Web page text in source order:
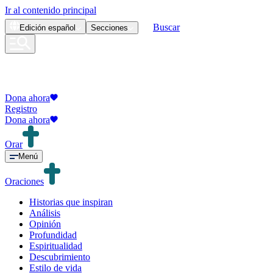
Ir al contenido principal
Edición español Secciones Buscar
Dona ahora
Registro
Dona ahora
Orar
Menú
Oraciones
Historias que inspiran
Análisis
Opinión
Profundidad
Espiritualidad
Descubrimiento
Estilo de vida